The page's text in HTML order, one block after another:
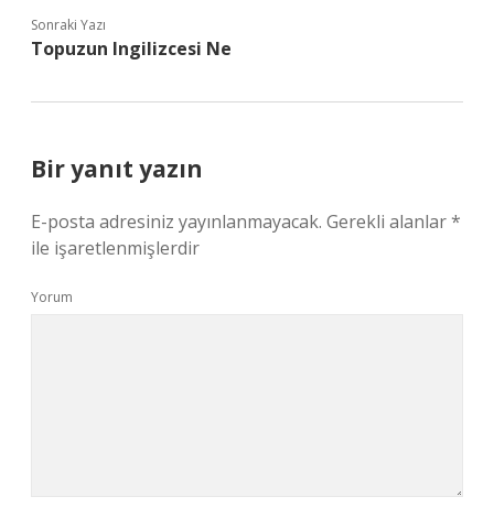
Sonraki Yazı
Topuzun Ingilizcesi Ne
Bir yanıt yazın
E-posta adresiniz yayınlanmayacak. Gerekli alanlar*
ile işaretlenmişlerdir
Yorum